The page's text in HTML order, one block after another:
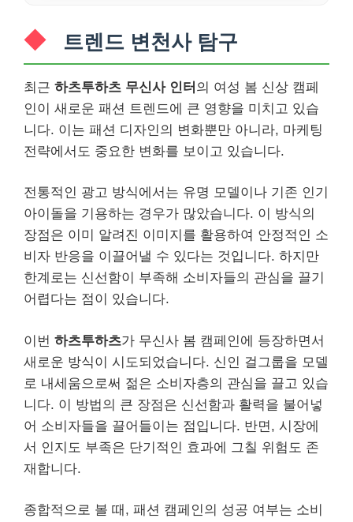
트렌드 변천사 탐구
최근 하츠투하츠 무신사 인터 의 여성 봄 신상 캠페
인이 새로운 패션 트렌드에 큰 영향을 미치고 있습
니다. 이는 패션 디자인의 변화뿐만 아니라, 마케팅
전략에서도 중요한 변화를 보이고 있습니다.
전통적인 광고 방식에서는 유명 모델이나 기존 인기
아이돌을 기용하는 경우가 많았습니다. 이 방식의
장점은 이미 알려진 이미지를 활용하여 안정적인 소
비자 반응을 이끌어낼 수 있다는 것입니다. 하지만
한계로는 신선함이 부족해 소비자들의 관심을 끌기
어렵다는 점이 있습니다.
이번 하츠투하츠가 무신사 봄 캠페인에 등장하면서
새로운 방식이 시도되었습니다. 신인 걸그룹을 모델
로 내세움으로써 젊은 소비자층의 관심을 끌고 있습
니다. 이 방법의 큰 장점은 신선함과 활력을 불어넣
어 소비자들을 끌어들이는 점입니다. 반면, 시장에
서 인지도 부족은 단기적인 효과에 그칠 위험도 존
재합니다.
종합적으로 볼 때, 패션 캠페인의 성공 여부는 소비